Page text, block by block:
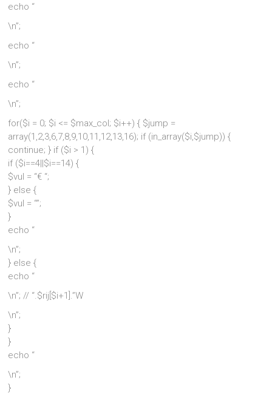
echo “
\n”;
echo “
\n”;
echo “
\n”;
for($i = 0; $i <= $max_col; $i++) { $jump =
array(1,2,3,6,7,8,9,10,11,12,13,16); if (in_array($i,$jump)) {
continue; } if ($i > 1) {
if ($i==4||$i==14) {
$vul = “€ “;
} else {
$vul = “”;
}
echo “
\n”;
} else {
echo “
\n”; // “.$rij[$i+1].”W
\n”;
}
}
echo “
\n”;
}